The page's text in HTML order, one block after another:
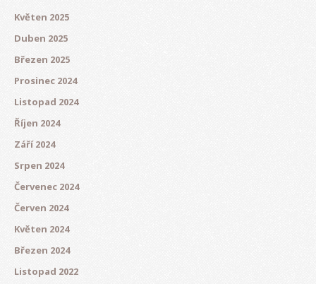
Květen 2025
Duben 2025
Březen 2025
Prosinec 2024
Listopad 2024
Říjen 2024
Září 2024
Srpen 2024
Červenec 2024
Červen 2024
Květen 2024
Březen 2024
Listopad 2022